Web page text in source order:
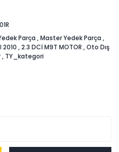
Parça ,Master Yedek Parça ,
2010 ,2.3 DCİ M9T MOTOR ,Oto Dış
, TY_kategori